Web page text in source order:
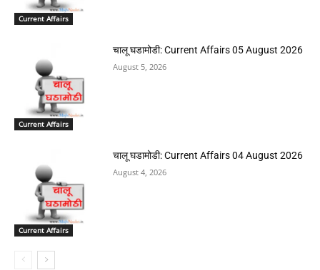
Current Affairs
Current Affairs
चालू घडामोडी: Current Affairs 05 August 2026
August 5, 2026
Current Affairs
चालू घडामोडी: Current Affairs 04 August 2026
August 4, 2026